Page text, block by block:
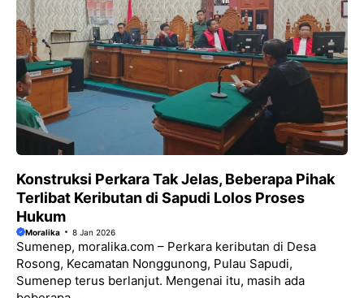
Konstruksi Perkara Tak Jelas, Beberapa Pihak
Terlibat Keributan di Sapudi Lolos Proses
Hukum
Moralika 8 Jan 2026
Sumenep, moralika.com – Perkara keributan di Desa
Rosong, Kecamatan Nonggunong, Pulau Sapudi,
Sumenep terus berlanjut. Mengenai itu, masih ada